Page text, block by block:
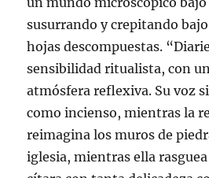
susurrando y crepitando
hojas descompuestas.
sensibilidad ritualista, con
atmósfera reflexiva. Su voz
como incienso, mientras la
reimagina los muros de
iglesia, mientras ella